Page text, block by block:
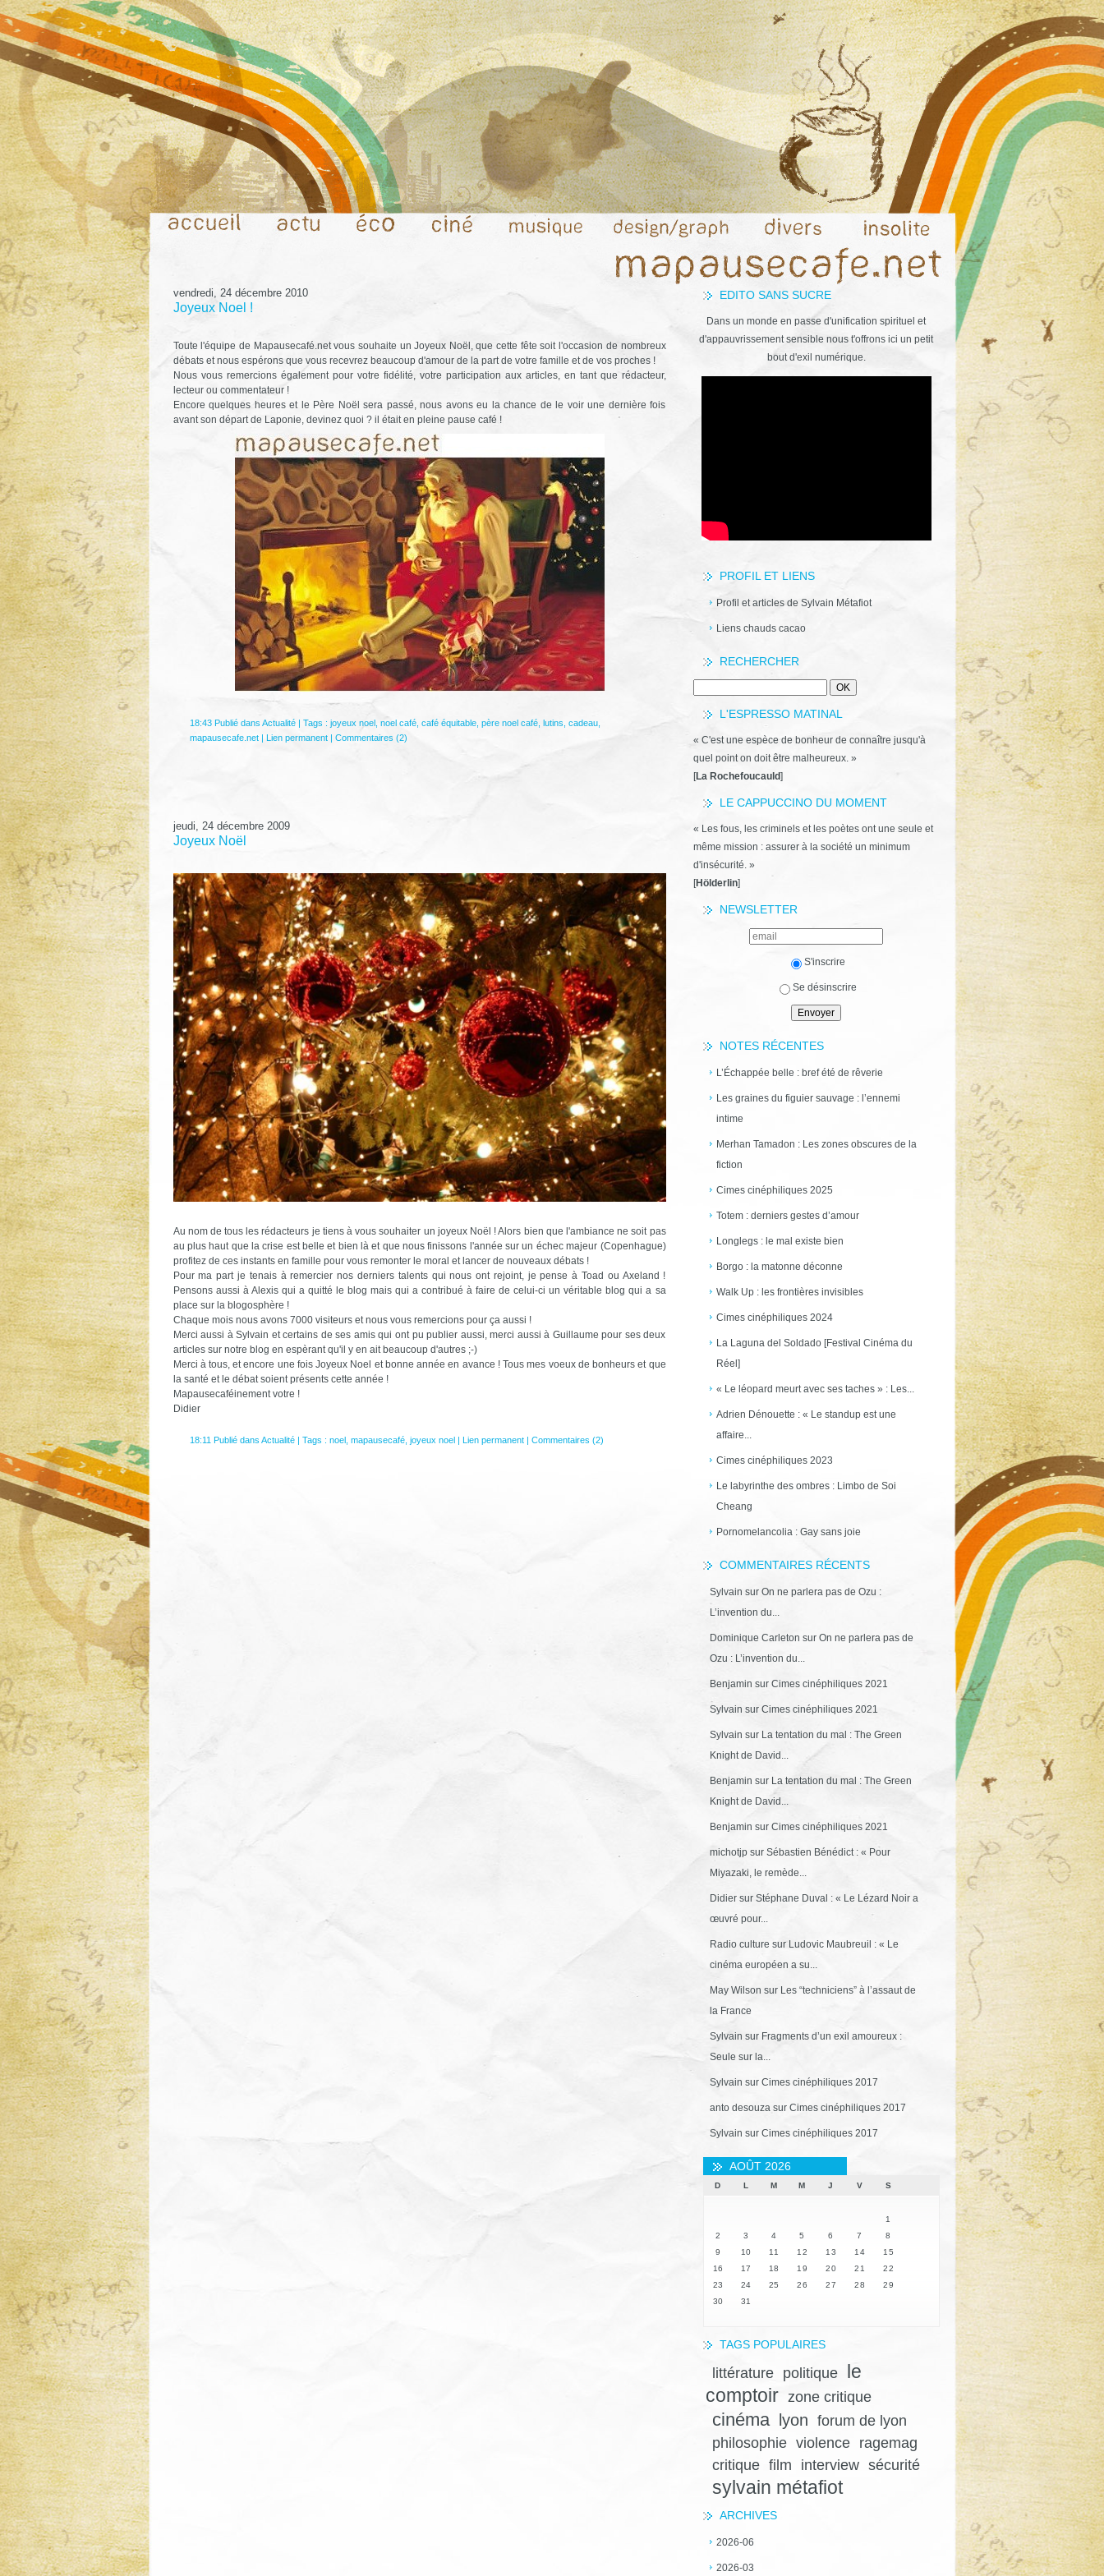
EDITO SANS SUCRE
Dans un monde en passe d'unification spirituel et
d'appauvrissement sensible nous t'offrons ici un petit
bout d'exil numérique.
PROFIL ET LIENS
Profil et articles de Sylvain Métafiot
Liens chauds cacao
RECHERCHER
L'ESPRESSO MATINAL
« C'est une espèce de bonheur de connaître jusqu'à
quel point on doit être malheureux. »
[La Rochefoucauld]
LE CAPPUCCINO DU MOMENT
« Les fous, les criminels et les poètes ont une seule et
même mission : assurer à la société un minimum
d'insécurité. »
[Hölderlin]
NEWSLETTER
S'inscrire
Se désinscrire
NOTES RÉCENTES
L’Échappée belle : bref été de rêverie
Les graines du figuier sauvage : l’ennemi
intime
Merhan Tamadon : Les zones obscures de la
fiction
Cimes cinéphiliques 2025
Totem : derniers gestes d’amour
Longlegs : le mal existe bien
Borgo : la matonne déconne
Walk Up : les frontières invisibles
Cimes cinéphiliques 2024
La Laguna del Soldado [Festival Cinéma du
Réel]
« Le léopard meurt avec ses taches » : Les...
Adrien Dénouette : « Le standup est une
affaire...
Cimes cinéphiliques 2023
Le labyrinthe des ombres : Limbo de Soi
Cheang
Pornomelancolia : Gay sans joie
COMMENTAIRES RÉCENTS
Sylvain sur On ne parlera pas de Ozu :
L’invention du...
Dominique Carleton sur On ne parlera pas de
Ozu : L’invention du...
Benjamin sur Cimes cinéphiliques 2021
Sylvain sur Cimes cinéphiliques 2021
Sylvain sur La tentation du mal : The Green
Knight de David...
Benjamin sur La tentation du mal : The Green
Knight de David...
Benjamin sur Cimes cinéphiliques 2021
michotjpsur Sébastien Bénédict : « Pour
Miyazaki, le remède...
Didiersur Stéphane Duval : « Le Lézard Noir a
œuvré pour...
Radio culture sur Ludovic Maubreuil : « Le
cinéma européen a su...
May Wilson sur Les “techniciens” à l’assaut de
la France
Sylvain sur Fragments d’un exil amoureux :
Seule sur la...
Sylvain sur Cimes cinéphiliques 2017
anto desouzasur Cimes cinéphiliques 2017
Sylvain sur Cimes cinéphiliques 2017
AOÛT 2026
D L M M J V S
1
2
3 4 5 6 7
8
9
10 11 12 13 14
15
16
17 18 19 20 21
22
23
24 25 26 27 28
29
30
31
TAGS POPULAIRES
littérature politique
le
comptoir zone critique
cinéma lyon forum de lyon
philosophie violence
ragemag
critique film interview sécurité
sylvain métafiot
ARCHIVES
2026-06
2026-03
vendredi, 24 décembre 2010
Joyeux Noel !
Toute l'équipe de Mapausecafé.net vous souhaite un Joyeux Noël, que cette fête soit l'occasion de nombreux
débats et nous espérons que vous recevrez beaucoup d'amour de la part de votre famille et de vos proches !
Nous vous remercions également pour votre fidélité, votre participation aux articles, en tant que rédacteur,
lecteur ou commentateur !
Encore quelques heures et le Père Noël sera passé, nous avons eu la chance de le voir une dernière fois
avant son départ de Laponie, devinez quoi ? il était en pleine pause café !
18:43 Publié dans Actualité| Tags : joyeux noel, noel café, café équitable, père noel café, lutins cadeau,
mapausecafe.net| Lien permanent| Commentaires (2)
jeudi, 24 décembre 2009
Joyeux Noël
Au nom de tous les rédacteurs je tiens à vous souhaiter un joyeux Noël ! Alors bien que l'ambiance ne soit pas
au plus haut que la crise est belle et bien là et que nous finissons l'année sur un échec majeur (Copenhague)
profitez de ces instants en famille pour vous remonter le moral et lancer de nouveaux débats !
Pour ma part je tenais à remercier nos derniers talents qui nous ont rejoint, je pense à Toad ou Axeland !
Pensons aussi à Alexis qui a quitté le blog mais qui a contribué à faire de celui-ci un véritable blog qui a sa
place sur la blogosphère !
Chaque mois nous avons 7000 visiteurs et nous vous remercions pour ça aussi !
Merci aussi à Sylvain et certains de ses amis qui ont pu publier aussi, merci aussi à Guillaume pour ses deux
articles sur notre blog en espèrant qu'il y en ait beaucoup d'autres ;-)
Merci à tous, et encore une fois Joyeux Noel et bonne année en avance ! Tous mes voeux de bonheurs et que
la santé et le débat soient présents cette année !
Mapausecaféinement votre !
Didier
18:11 Publié dans Actualité| Tags : noel, mapausecafé, joyeux noel| Lien permanent| Commentaires (2)